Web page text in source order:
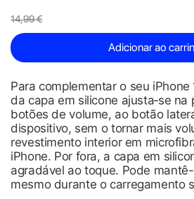
14,99 €
Adicionar ao
Para complementar o seu iPhone
da capa em silicone ajusta‑se na
botões de volume, ao botão
dispositivo, sem o tornar mais
revestimento interior em
iPhone. Por fora, a capa em
agradável ao toque. Pode
mesmo durante o carregamento